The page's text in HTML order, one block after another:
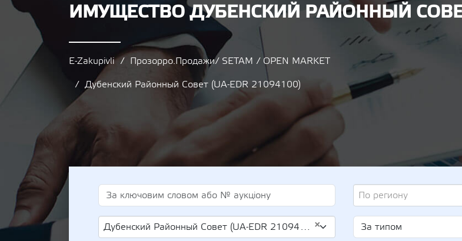
ИМУЩЕСТВО ДУБЕНСКИЙ РАЙОННЫЙ
E-Zakupivli
Прозорро.Продажи/ SETAM / OPEN MARKET
Дубенский Районный Совет (UA-EDR 21094100)
По региону
×
Дубенский Районный Совет (UA-EDR 21094100)